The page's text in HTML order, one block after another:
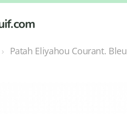
Patah Eliyahou Courant. Bleu